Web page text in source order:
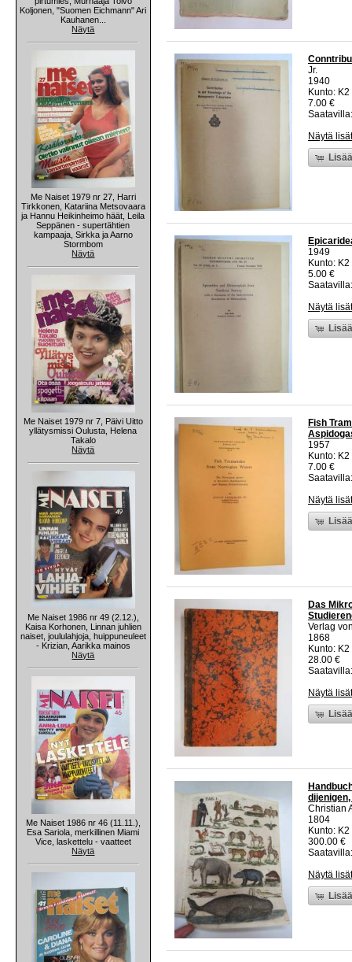
Koljonen, "Suomen Eichmann" Ari
Kauhanen...
Näytä
Me Naiset 1979 nr 27, Harri
Tirkkonen, Katariina Metsovaara
ja Hannu Heikinheimo häät, Leila
Seppänen - supertähtien
kampaaja, Sirkka ja Aarno
Stormbom
Näytä
Me Naiset 1979 nr 7, Päivi Uitto
yllätysmissi Oulusta, Helena
Takalo
Näytä
Me Naiset 1986 nr 49 (2.12.),
Kaisa Korhonen, Linnan juhlien
naiset, joululahjoja, huippuneuleet
- Krizian, Aarikka mainos
Näytä
Me Naiset 1986 nr 46 (11.11.),
Esa Sariola, merkillinen Miami
Vice, laskettelu - vaatteet
Näytä
Jr.
1940
Kunto:
7.00 €
Näytä
1949
Kunto:
5.00 €
Näytä
Fish
1957
Kunto:
7.00 €
Näytä
Das
Verlag
1868
Kunto:
28.00 €
Näytä
Christian
1804
Kunto:
300.00 €
Näytä